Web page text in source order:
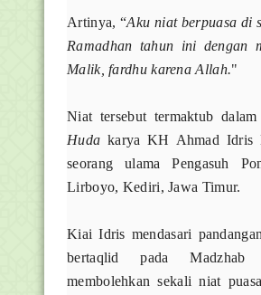
Artinya, “Aku niat berpuasa di
Ramadhan tahun ini dengan
Malik, fardhu karena Allah."
Niat tersebut termaktub
Huda karya KH Ahmad Idris
seorang ulama Pengasuh
Lirboyo, Kediri, Jawa Timur.
Kiai Idris mendasari
bertaqlid pada
membolehkan sekali niat